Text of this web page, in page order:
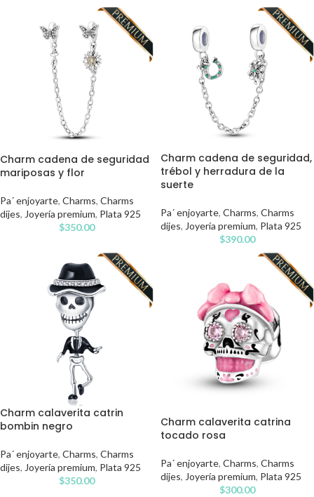
Charm cadena de seguridad
mariposas y flor
Pa´ enjoyarte, Charms, Charms
dijes, Joyería premium, Plata 925
$350.00
Charm cadena de seguridad,
trébol y herradura de la
suerte
Pa´ enjoyarte, Charms, Charms
dijes, Joyería premium, Plata 925
$390.00
Charm calaverita catrin
bombin negro
Pa´ enjoyarte, Charms, Charms
dijes, Joyería premium, Plata 925
$350.00
Charm calaverita catrina
tocado rosa
Pa´ enjoyarte, Charms, Charms
dijes, Joyería premium, Plata 925
$300.00